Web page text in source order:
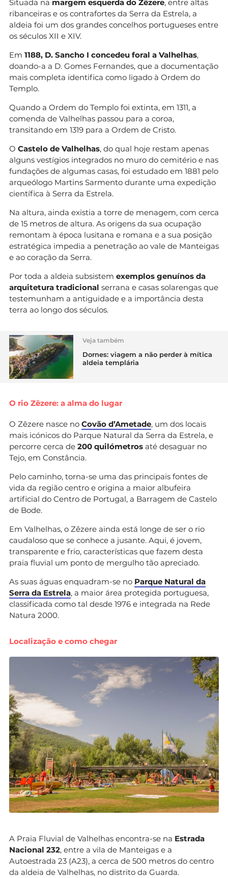
Situada na margem esquerda do Zêzere, entre altas
ribanceiras e os contrafortes da Serra da Estrela, a
aldeia foi um dos grandes concelhos portugueses entre
os séculos XII e XIV.
Em 1188, D. Sancho I concedeu foral a Valhelhas,
doando-a a D. Gomes Fernandes, que a documentação
mais completa identifica como ligado à Ordem do
Templo.
Quando a Ordem do Templo foi extinta, em 1311, a
comenda de Valhelhas passou para a coroa,
transitando em 1319 para a Ordem de Cristo.
O Castelo de Valhelhas, do qual hoje restam apenas
alguns vestígios integrados no muro do cemitério e nas
fundações de algumas casas, foi estudado em 1881 pelo
arqueólogo Martins Sarmento durante uma expedição
científica à Serra da Estrela.
Na altura, ainda existia a torre de menagem, com cerca
de 15 metros de altura. As origens da sua ocupação
remontam à época lusitana e romana e a sua posição
estratégica impedia a penetração ao vale de Manteigas
e ao coração da Serra.
Por toda a aldeia subsistem exemplos genuínos da
arquitetura tradicional serrana e casas solarengas que
testemunham a antiguidade e a importância desta
terra ao longo dos séculos.
Veja também
Dornes: viagem a não perder à mítica
aldeia templária
O rio Zêzere: a alma do lugar
O Zêzere nasce no Covão d’Ametade, um dos locais
mais icónicos do Parque Natural da Serra da Estrela, e
percorre cerca de 200 quilómetros até desaguar no
Tejo, em Constância.
Pelo caminho, torna-se uma das principais fontes de
vida da região centro e origina a maior albufeira
artificial do Centro de Portugal, a Barragem de Castelo
de Bode.
Em Valhelhas, o Zêzere ainda está longe de ser o rio
caudaloso que se conhece a jusante. Aqui, é jovem,
transparente e frio, características que fazem desta
praia fluvial um ponto de mergulho tão apreciado.
As suas águas enquadram-se no Parque Natural da
Serra da Estrela, a maior área protegida portuguesa,
classificada como tal desde 1976 e integrada na Rede
Natura 2000.
Localização e como chegar
A Praia Fluvial de Valhelhas encontra-se na Estrada
Nacional 232, entre a vila de Manteigas e a
Autoestrada 23 (A23), a cerca de 500 metros do centro
da aldeia de Valhelhas, no distrito da Guarda.